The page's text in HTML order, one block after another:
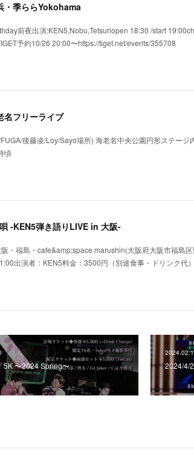
・季ららYokohama
前夜出演:KEN5,Nobu,Tetsuriopen 18:30 /start
予約10/26 20:00〜https://tiget.net/events/355708
名フリーライブ
FUGA/後藤凌/Loy/Sayo場所) 海老名中央公園円形ステー
頃
-KEN5弾き語りLIVE in 大阪-
・福島・cafe&amp;space marushin(大阪府大阪市福島
出演者：KEN5料金：3500円（別途食事・ドリンク代
5K 〜2024 Spring〜」 2024/4/